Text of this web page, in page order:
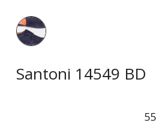
Startseite
Santoni 14549 BD